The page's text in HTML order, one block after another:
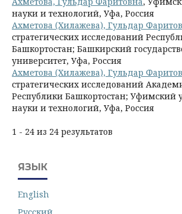
науки и технологий, Уфа, Россия
Ахметова (Хилажева), Гульдар
стратегических исследований
Башкортостан; Башкирский
университет, Уфа, Россия
Ахметова (Хилажева), Гульдар
стратегических исследований
Республики Башкортостан; Уфимский
науки и технологий, Уфа, Россия
1 - 24 из 24 результатов
ЯЗЫК
English